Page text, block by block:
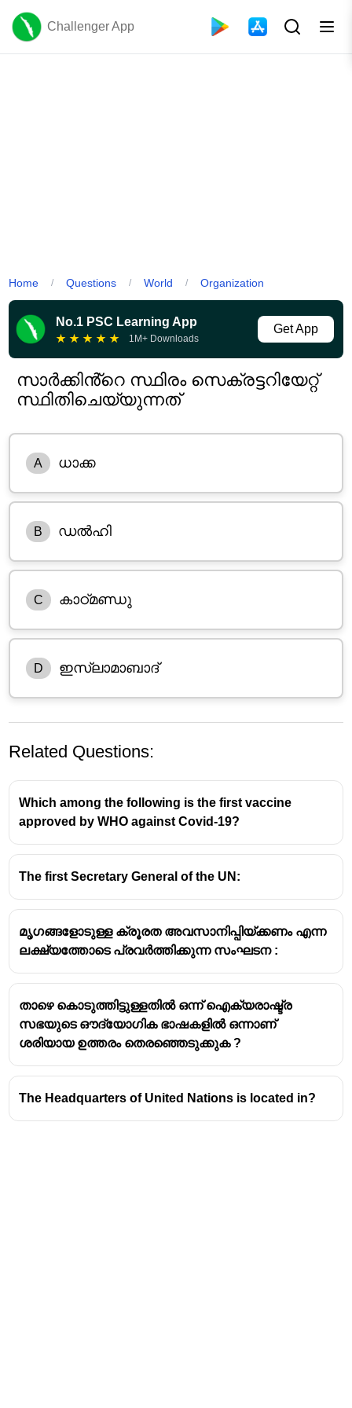
Challenger App
Home / Questions / World / Organization
No.1 PSC Learning App
★ ★ ★ ★ ★ 1M+ Downloads
Get App
സാർക്കിൻ്റെ സ്ഥിരം സെക്രട്ടറിയേറ്റ്
സ്ഥിതിചെയ്യുന്നത്
A ധാക്ക
B ഡൽഹി
C കാഠ്മണ്ഡു
D ഇസ്ലാമാബാദ്
Related Questions:
Which among the following is the first vaccine
approved by WHO against Covid-19?
The first Secretary General of the UN:
മൃഗങ്ങളോടുള്ള ക്രൂരത അവസാനിപ്പിയ്ക്കണം എന്ന
ലക്ഷ്യത്തോടെ പ്രവർത്തിക്കുന്ന സംഘടന :
താഴെ കൊടുത്തിട്ടുള്ളതിൽ ഒന്ന് ഐക്യരാഷ്ട്ര
സഭയുടെ ഔദ്യോഗിക ഭാഷകളിൽ ഒന്നാണ്
ശരിയായ ഉത്തരം തെരഞ്ഞെടുക്കുക ?
The Headquarters of United Nations is located in?